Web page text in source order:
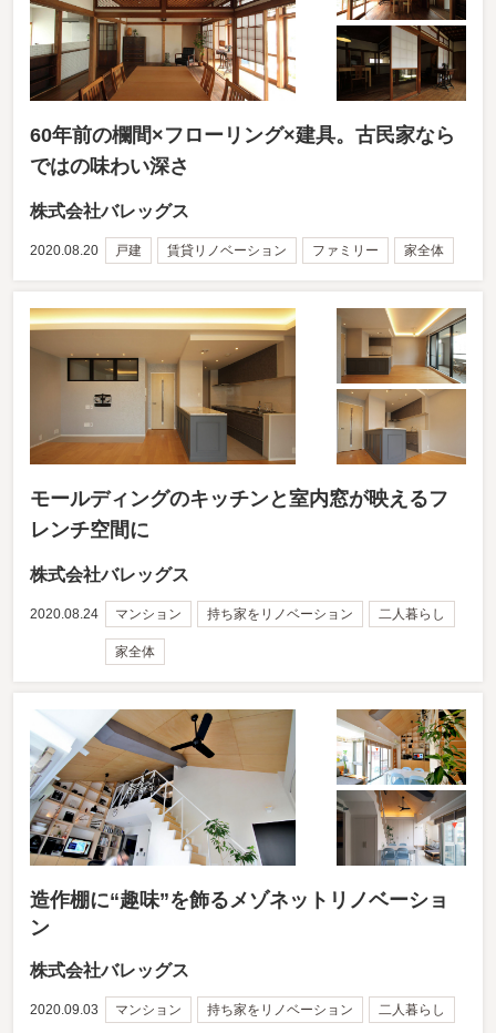
60年前の欄間×フローリング×建具。古民家なら
ではの味わい深さ
株式会社バレッグス
2020.08.20 戸建 賃貸リノベーション ファミリー 家全体
モールディングのキッチンと室内窓が映えるフ
レンチ空間に
株式会社バレッグス
2020.08.24 マンション 持ち家をリノベーション 二人暮らし
家全体
造作棚に“趣味”を飾るメゾネットリノベーショ
ン
株式会社バレッグス
2020.09.03 マンション 持ち家をリノベーション 二人暮らし